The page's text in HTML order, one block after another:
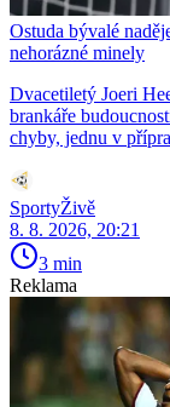
Ostuda bývalé
nehorázné minely
Dvacetiletý Joeri
brankáře
chyby, jednu v
SportyŽivě
8. 8. 2026, 20:21
3 min
Reklama